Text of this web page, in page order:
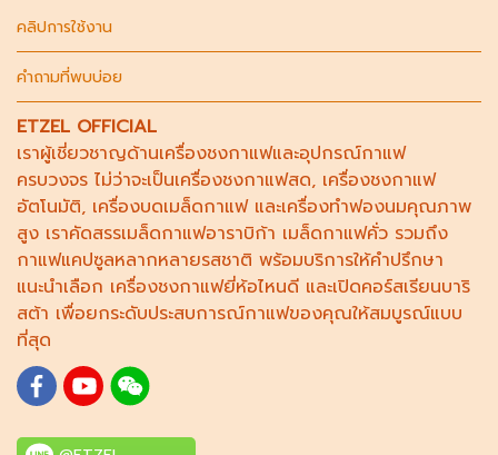
คลิปการใช้งาน
คำถามที่พบบ่อย
ETZEL OFFICIAL
เราผู้เชี่ยวชาญด้านเครื่องชงกาแฟและอุปกรณ์กาแฟ
ครบวงจร ไม่ว่าจะเป็นเครื่องชงกาแฟสด, เครื่องชงกาแฟ
อัตโนมัติ, เครื่องบดเมล็ดกาแฟและเครื่องทำฟองนมคุณภาพ
สูง เราคัดสรรเมล็ดกาแฟอาราบิก้า เมล็ดกาแฟคั่ว รวมถึง
กาแฟแคปซูลหลากหลายรสชาติ พร้อมบริการให้คำปรึกษา
แนะนำเลือก เครื่องชงกาแฟยี่ห้อไหนดี และเปิดคอร์สเรียนบาริ
สต้า เพื่อยกระดับประสบการณ์กาแฟของคุณให้สมบูรณ์แบบ
ที่สุด